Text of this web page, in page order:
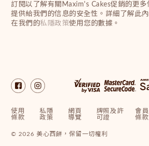
訂閱以了解有關Maxim's Cakes促銷的更
提供給我們的信息的安全性。詳細了解此
在我們的私隱政策使用您的數據。
使用
條款
私隱
政策
網頁
導覽
牌照及許
可證
會員
條款
© 2026 美心西餅，保留一切權利